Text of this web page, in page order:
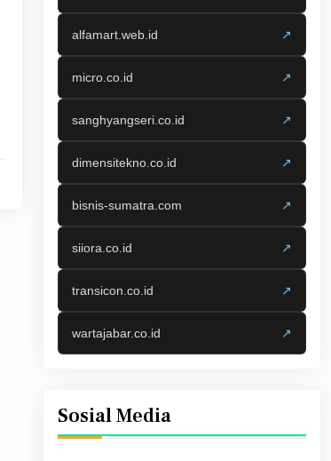
alfamart.web.id ↗
micro.co.id ↗
sanghyangseri.co.id ↗
dimensitekno.co.id ↗
bisnis-sumatra.com ↗
siiora.co.id ↗
transicon.co.id ↗
wartajabar.co.id ↗
Sosial Media